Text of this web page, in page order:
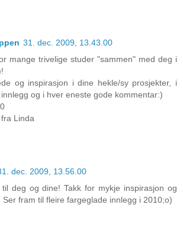
31. dec. 2009, 13.43.00
mange trivelige studer "sammen" med deg i
og inspirasjon i dine hekle/sy prosjekter, i
og i hver eneste gode kommentar:)
Linda
dec. 2009, 13.56.00
deg og dine! Takk for mykje inspirasjon og
Ser fram til fleire fargeglade innlegg i 2010;o)